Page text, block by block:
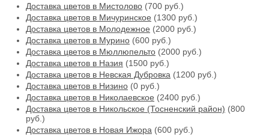
Доставка цветов в Мистолово (700 руб.)
Доставка цветов в Мичуринское (1300 руб.)
Доставка цветов в Молодежное (2000 руб.)
Доставка цветов в Мурино (600 руб.)
Доставка цветов в Мюллюпельто (2000 руб.)
Доставка цветов в Назия (1500 руб.)
Доставка цветов в Невская Дубровка (1200 руб.)
Доставка цветов в Низино (0 руб.)
Доставка цветов в Николаевское (2400 руб.)
Доставка цветов в Никольское (Тосненский район) (800
руб.)
Доставка цветов в Новая Ижора (600 руб.)